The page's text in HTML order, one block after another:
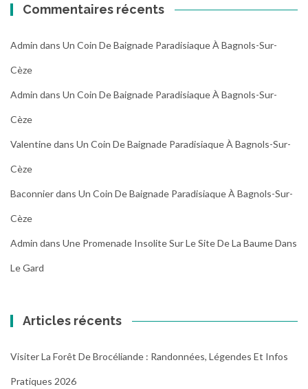
Commentaires récents
Admin dans Un Coin De Baignade Paradisiaque À Bagnols-Sur-
Cèze
Admin dans Un Coin De Baignade Paradisiaque À Bagnols-Sur-
Cèze
Valentinedans Un Coin De Baignade Paradisiaque À Bagnols-Sur-
Cèze
Baconnierdans Un Coin De Baignade Paradisiaque À Bagnols-Sur-
Cèze
Admin dans Une Promenade Insolite Sur Le Site De La Baume Dans
Le Gard
Articles récents
Visiter La Forêt De Brocéliande : Randonnées, Légendes Et Infos
Pratiques 2026